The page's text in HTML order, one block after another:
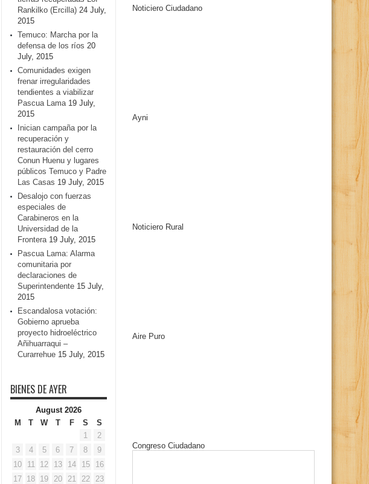
Rankilko (Ercilla) 24 July,
2015
Temuco: Marcha por la
defensa de los ríos 20
July, 2015
Comunidades exigen
frenar irregularidades
tendientes a viabilizar
Pascua Lama 19 July,
2015
Inician campaña por la
recuperación y
restauración del cerro
Conun Huenu y lugares
públicos Temuco y Padre
Las Casas 19 July, 2015
Desalojo con fuerzas
especiales de
Carabineros en la
Universidad de la
Frontera 19 July, 2015
Pascua Lama: Alarma
comunitaria por
declaraciones de
Superintendente 15 July,
2015
Escandalosa votación:
Gobierno aprueba
proyecto hidroeléctrico
Añihuarraqui –
Curarrehue 15 July, 2015
BIENES DE AYER
August 2026
M
T W T F S
S
1
2
3
4 5 6 7 8
9
10
11 12 13 14 15
16
17 18 19 20 21 22
23
Noticiero Ciudadano
Ayni
Noticiero Rural
Aire Puro
Congreso Ciudadano